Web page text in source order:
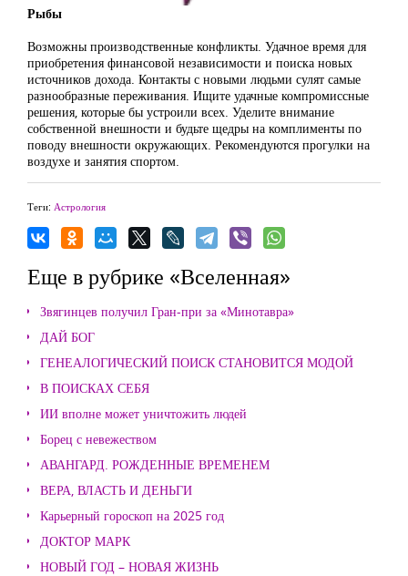
Рыбы
Возможны производственные конфликты. Удачное время для
приобретения финансовой независимости и поиска новых
источников дохода. Контакты с новыми людьми сулят самые
разнообразные переживания. Ищите удачные компромиссные
решения, которые бы устроили всех. Уделите внимание
собственной внешности и будьте щедры на комплименты по
поводу внешности окружающих. Рекомендуются прогулки на
воздухе и занятия спортом.
Теги: Астрология
Еще в рубрике «Вселенная»
Звягинцев получил Гран-при за «Минотавра»
ДАЙ БОГ
ГЕНЕАЛОГИЧЕСКИЙ ПОИСК СТАНОВИТСЯ МОДОЙ
В ПОИСКАХ СЕБЯ
ИИ вполне может уничтожить людей
Борец с невежеством
АВАНГАРД. РОЖДЕННЫЕ ВРЕМЕНЕМ
ВЕРА, ВЛАСТЬ И ДЕНЬГИ
Карьерный гороскоп на 2025 год
ДОКТОР МАРК
НОВЫЙ ГОД – НОВАЯ ЖИЗНЬ